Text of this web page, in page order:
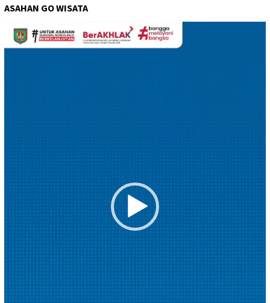
ASAHAN GO WISATA
Pemutar
Video